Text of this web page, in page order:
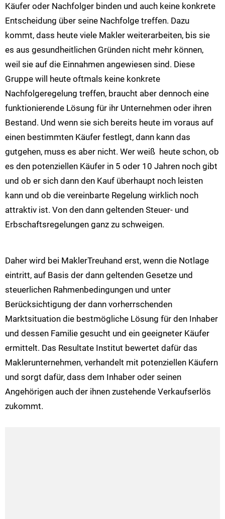
Käufer oder Nachfolger binden und auch keine konkrete
Entscheidung über seine Nachfolge treffen. Dazu
kommt, dass heute viele Makler weiterarbeiten, bis sie
es aus gesundheitlichen Gründen nicht mehr können,
weil sie auf die Einnahmen angewiesen sind. Diese
Gruppe will heute oftmals keine konkrete
Nachfolgeregelung treffen, braucht aber dennoch eine
funktionierende Lösung für ihr Unternehmen oder ihren
Bestand. Und wenn sie sich bereits heute im voraus auf
einen bestimmten Käufer festlegt, dann kann das
gutgehen, muss es aber nicht. Wer weiß heute schon, ob
es den potenziellen Käufer in 5 oder 10 Jahren noch gibt
und ob er sich dann den Kauf überhaupt noch leisten
kann und ob die vereinbarte Regelung wirklich noch
attraktiv ist. Von den dann geltenden Steuer- und
Erbschaftsregelungen ganz zu schweigen.
Daher wird bei MaklerTreuhand erst, wenn die Notlage
eintritt, auf Basis der dann geltenden Gesetze und
steuerlichen Rahmenbedingungen und unter
Berücksichtigung der dann vorherrschenden
Marktsituation die bestmögliche Lösung für den Inhaber
und dessen Familie gesucht und ein geeigneter Käufer
ermittelt. Das Resultate Institut bewertet dafür das
Maklerunternehmen, verhandelt mit potenziellen Käufern
und sorgt dafür, dass dem Inhaber oder seinen
Angehörigen auch der ihnen zustehende Verkaufserlös
zukommt.